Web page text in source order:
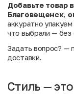
Добавьте товар
Благовещенск,
аккуратно
что выбрали — без
Задать вопрос? —
доставки.
Стиль —